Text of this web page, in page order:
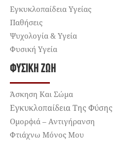
Εγκυκλοπαίδεια Υγείας
Παθήσεις
Ψυχολογία & Υγεία
Φυσική Υγεία
ΦΥΣΙΚΉ ΖΩΉ
Άσκηση Και Σώμα
Εγκυκλοπαίδεια Της Φύσης
Ομορφιά – Αντιγήρανση
Φτιάχνω Μόνος Μου